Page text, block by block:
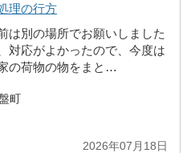
理の行方
は別の場所でお願いしました
対応がよかったので、今度は
の荷物の物をまと…
町
2026年07月18日